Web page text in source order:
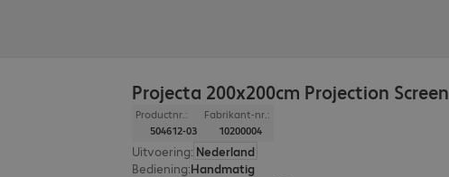
Projecta 200x200cm Projection Screen
Productnr.:
504612-03
Fabrikant-nr.:
10200004
Uitvoering: Nederland
Bediening:Handmatig